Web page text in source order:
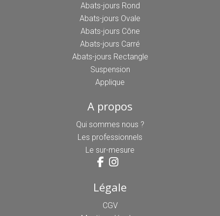
Abats-jours Rond
Abats-jours Ovale
Abats-jours Cône
Abats-jours Carré
Abats-jours Rectangle
Suspension
Applique
A propos
Qui sommes nous ?
Les professionnels
Le sur-mesure
Légale
CGV